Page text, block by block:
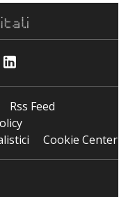
Rss Feed
Cookie Center